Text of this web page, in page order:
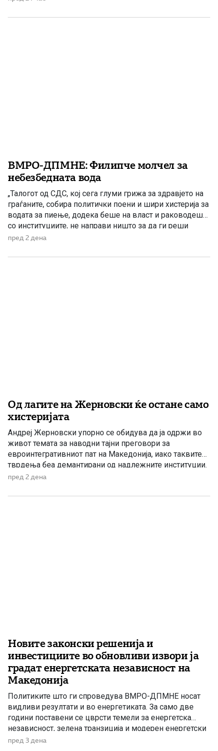
ги нарече деца, јавно призна дека е насилник и
ВМРО-ДПМНЕ: Филипче молчел за
небезбедната вода
„Талогот од СДС, кој сега глуми грижа за здравјето на
граѓаните, собира политички поени и шири хистерија за
водата за пиење, додека беше на власт и раководеше
со институциите, не направи ништо за да ги реши
проблемите. Проблеми со квалитетот на водата за
министер за здравство, […]
пред 2 дена
Од лагите на Жерновски ќе остане само
хистеријата
Андреј Жерновски упорно се обидува да ја одржи во
живот темата за наводни тајни преговори за
евроинтегративниот пат на Македонија, иако таквите
тврдења беа демантирани од надлежните институции.
Како што им пукна меурот од сапуница наречен
конструкција – дека власта тајно се подготвува да го
пред 2 дена
Новите законски решенија и
инвестициите во обновливи извори ја
градат енергетската независност на
Македонија
Политиките што ги спроведува ВМРО-ДПМНЕ носат
видливи резултати и во енергетиката. За само две
години поставени се цврсти темели за енергетска
независност, зелена транзиција и модерен енергетски
систем кој ќе обезбеди сигурност, нови инвестиции и
пред 3 дена